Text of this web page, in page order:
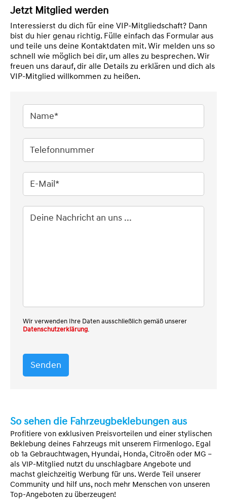
Jetzt Mitglied werden
Interessierst du dich für eine VIP-Mitgliedschaft? Dann
bist du hier genau richtig. Fülle einfach das Formular aus
und teile uns deine Kontaktdaten mit. Wir melden uns so
schnell wie möglich bei dir, um alles zu besprechen. Wir
freuen uns darauf, dir alle Details zu erklären und dich als
VIP-Mitglied willkommen zu heißen.
Wir verwenden Ihre Daten ausschließlich gemäß unserer
Datenschutzerklärung.
Senden
So sehen die Fahrzeugbeklebungen aus
Profitiere von exklusiven Preisvorteilen und einer stylischen
Beklebung deines Fahrzeugs mit unserem Firmenlogo. Egal
ob 1a Gebrauchtwagen, Hyundai, Honda, Citroën oder MG –
als VIP-Mitglied nutzt du unschlagbare Angebote und
machst gleichzeitig Werbung für uns. Werde Teil unserer
Community und hilf uns, noch mehr Menschen von unseren
Top-Angeboten zu überzeugen!